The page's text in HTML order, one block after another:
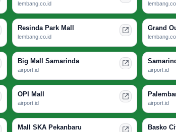
lembang.co.id
Resinda Park Mall
lembang.co.id
Grand
Big Mall Samarinda
airport.id airport.id
OPI Mall
airport.id airport.id
Mall SKA Pekanbaru Basko